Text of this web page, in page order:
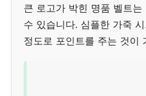
큰 로고가 박힌 명품 벨트
수 있습니다. 심플한 가죽
정도로 포인트를 주는 것이